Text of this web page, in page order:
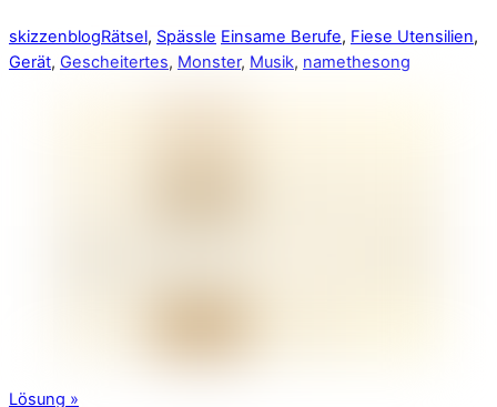
skizzenblogRätsel, Spässle Einsame Berufe, Fiese Utensilien,
Gerät, Gescheitertes, Monster, Musik, namethesong
Lösung »